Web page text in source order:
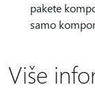
pakete
samo
Više